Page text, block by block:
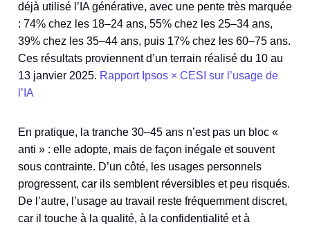
déjà utilisé l’IA générative, avec une pente très marquée
: 74% chez les 18–24 ans, 55% chez les 25–34 ans,
39% chez les 35–44 ans, puis 17% chez les 60–75 ans.
Ces résultats proviennent d’un terrain réalisé du 10 au
13 janvier 2025. Rapport Ipsos × CESI sur l’usage de
l’IA
En pratique, la tranche 30–45 ans n’est pas un bloc «
anti » : elle adopte, mais de façon inégale et souvent
sous contrainte. D’un côté, les usages personnels
progressent, car ils semblent réversibles et peu risqués.
De l’autre, l’usage au travail reste fréquemment discret,
car il touche à la qualité, à la confidentialité et à